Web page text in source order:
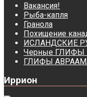
Вакансия!
Рыба-капля
Гранола
Похищение
ИСЛАНДСКИЕ
Черные ГЛИФЫ
ГЛИФЫ
Иррион